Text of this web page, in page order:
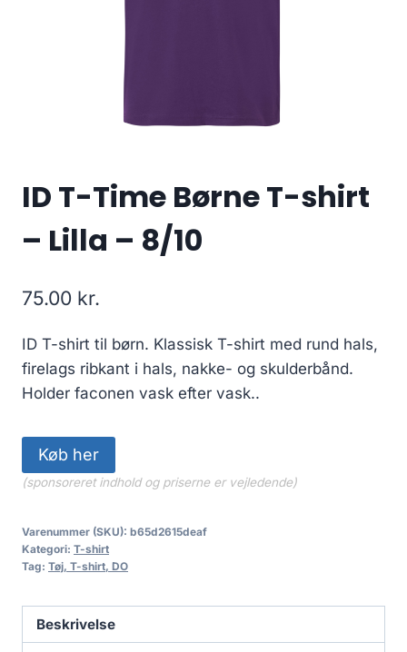
ID T-Time Børne T-shirt
– Lilla – 8/10
75.00 kr.
ID T-shirt til børn. Klassisk T-shirt med rund hals,
firelags ribkant i hals, nakke- og skulderbånd.
Holder faconen vask efter vask..
Køb her
(sponsoreret indhold og priserne er vejledende)
Varenummer (SKU): b65d2615deaf
Kategori: T-shirt
Tag: Tøj, T-shirt, DO
Beskrivelse